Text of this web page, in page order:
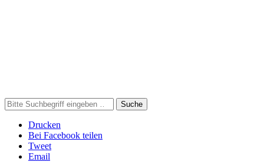
Suche
Drucken
Bei Facebook teilen
Tweet
Email